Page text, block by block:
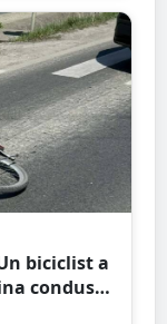
biciclist a
condusă